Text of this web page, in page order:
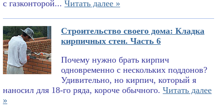
с газконторой... Читать далее »
Строительство своего дома: Кладка
кирпичных стен. Часть 6
Почему нужно брать кирпич
одновременно с нескольких поддонов?
Удивительно, но кирпич, который я
наносил для 18-го ряда, короче обычного. Читать далее
»